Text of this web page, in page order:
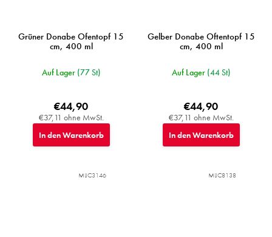
Grüner Donabe Ofentopf 15
cm, 400 ml
Auf Lager (77 St)
€37,11 ohne MwSt.
€44,90
In den Warenkorb
Gelber Donabe Oftentopf 15
cm, 400 ml
Auf Lager (44 St)
€37,11 ohne MwSt.
€44,90
In den Warenkorb
MIJC3146 MIJC8138